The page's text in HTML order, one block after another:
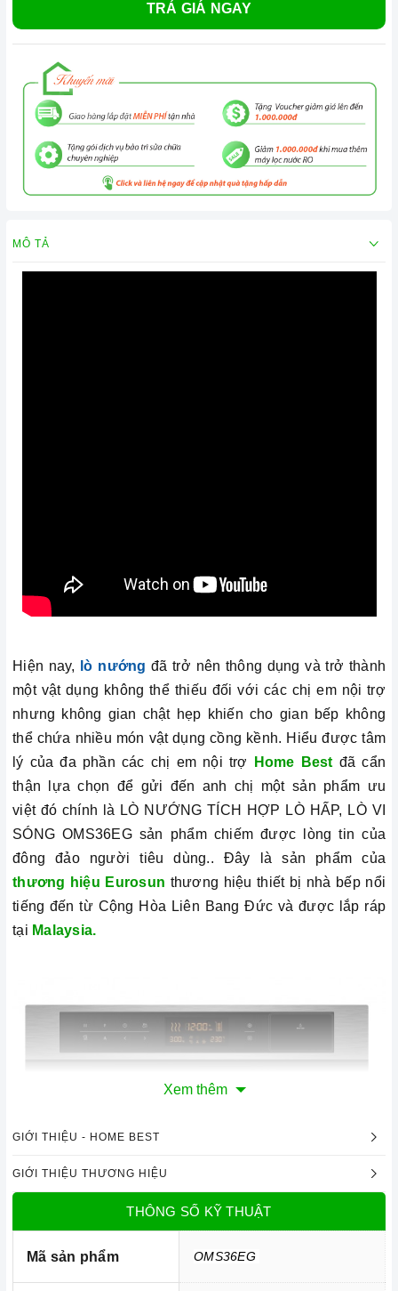
TRẢ GIÁ NGAY
MÔ TẢ
Hiện nay, lò nướng đã trở nên thông dụng và trở thành
một vật dụng không thể thiếu đối với các chị em nội trợ
nhưng không gian chật hẹp khiến cho gian bếp không
thể chứa nhiều món vật dụng cồng kềnh. Hiểu được tâm
lý của đa phần các chị em nội trợ
Home Best đã cẩn
thận lựa chọn để gửi đến anh chị một sản phẩm ưu
việt đó chính là LÒ NƯỚNG TÍCH HỢP LÒ HẤP, LÒ VI
SÓNG OMS36EG sản phẩm chiếm được lòng tin của
đông đảo người tiêu dùng.. Đây là sản phẩm của
thương hiệu Eurosun thương hiệu thiết bị nhà bếp nổi
tiếng đến từ Cộng Hòa Liên Bang Đức và được lắp ráp
tại Malaysia.
Xem thêm
GIỚI THIỆU - HOME BEST
GIỚI THIỆU THƯƠNG HIỆU
THÔNG SỐ KỸ THUẬT
Mã sản phẩm OMS36EG